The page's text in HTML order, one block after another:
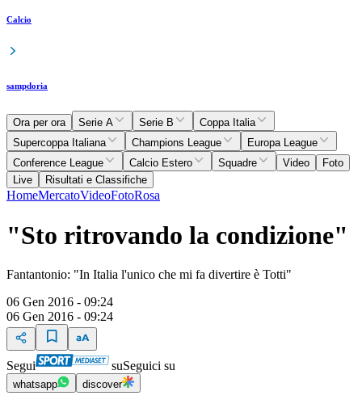
Calcio
sampdoria
Ora per ora Serie A Serie B
Coppa Italia
Supercoppa Italiana
Champions League
Europa League
Conference League
Calcio Estero Squadre Video
Foto
Live
Risultati e Classifiche
HomeMercatoVideoFotoRosa
"Sto ritrovando la condizione"
Fantantonio: "In Italia l'unico che mi fa divertire è Totti"
06 Gen 2016 - 09:24
06 Gen 2016 - 09:24
Segui suSeguici su
whatsapp discover